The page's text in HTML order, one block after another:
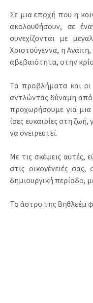
Σε μια εποχή που η
ακολουθήσουν, σε
συνεχίζονται με
Χριστούγεννα, η
αβεβαιότητα, στην
Τα προβλήματα και
αντλώντας δύναμη από
προχωρήσουμε για μια
ίσες ευκαιρίες στη
να ονειρευτεί.
Με τις σκέψεις αυτές,
στις οικογένειές
δημιουργική περίοδο,
Το άστρο της Βηθλεέμ